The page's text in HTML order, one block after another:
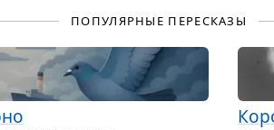
ПОПУЛЯРНЫЕ ПЕРЕСКАЗЫ